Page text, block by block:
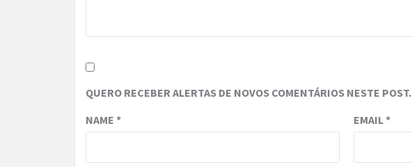
QUERO RECEBER ALERTAS DE NOVOS COMENTÁRIOS NESTE POST.
NAME * EMAIL*